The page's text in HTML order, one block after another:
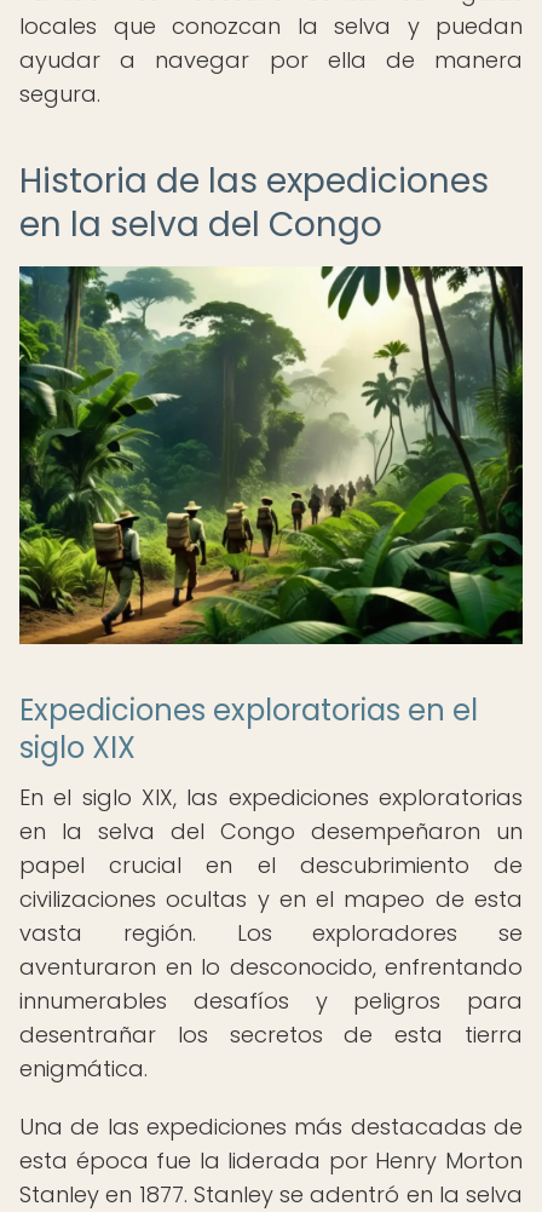
locales que conozcan la selva y puedan
ayudar a navegar por ella de manera
segura.
Historia de las expediciones
en la selva del Congo
Expediciones exploratorias en el
siglo XIX
En el siglo XIX, las expediciones exploratorias
en la selva del Congo desempeñaron un
papel crucial en el descubrimiento de
civilizaciones ocultas y en el mapeo de esta
vasta región. Los exploradores se
aventuraron en lo desconocido, enfrentando
innumerables desafíos y peligros para
desentrañar los secretos de esta tierra
enigmática.
Una de las expediciones más destacadas de
esta época fue la liderada por Henry Morton
Stanley en 1877. Stanley se adentró en la selva